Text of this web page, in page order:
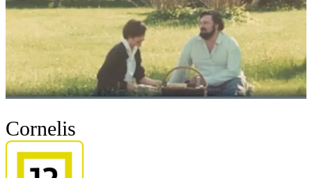
Cornelis